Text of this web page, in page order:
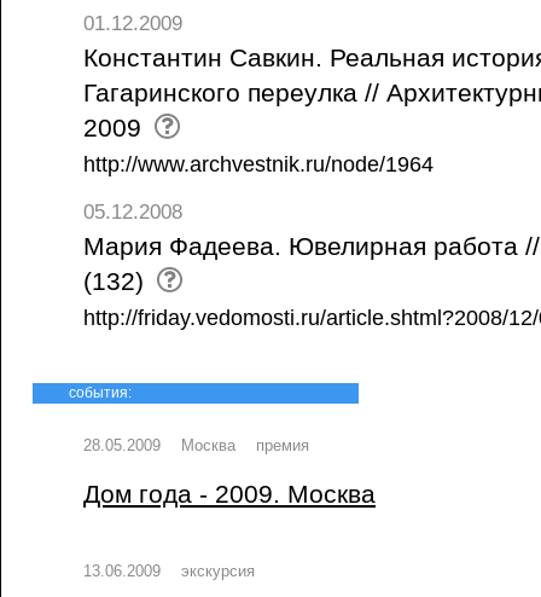
01.12.2009
Константин Савкин. Реальная
Гагаринского переулка //
2009
http://www.archvestnik.ru/node/1964
05.12.2008
Мария Фадеева. Ювелирная работа
(132)
http://friday.vedomosti.ru/article.shtml?2008/
события:
28.05.2009 Москва премия
Дом года - 2009. Москва
13.06.2009 экскурсия